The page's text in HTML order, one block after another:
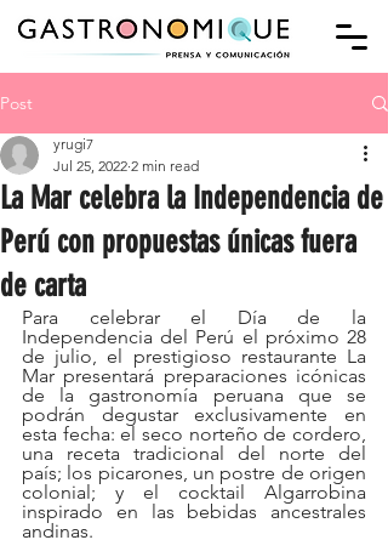
Post
La Mar celebra la Independencia de
Perú con propuestas únicas fuera
de carta
yrugi7
Jul 25, 2022 2 min read
Para celebrar el Día de la
Independencia del Perú el próximo 28
de julio, el prestigioso restaurante La
Mar presentará preparaciones icónicas
de la gastronomía peruana que se
podrán degustar exclusivamente en
esta fecha: el seco norteño de cordero,
una receta tradicional del norte del
país; los picarones, un postre de origen
colonial; y el cocktail Algarrobina
inspirado en las bebidas ancestrales
andinas.